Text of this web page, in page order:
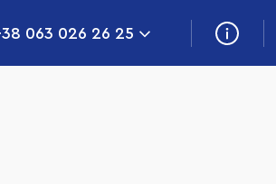
063 026 26 25